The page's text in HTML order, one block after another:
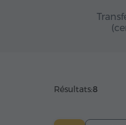
Résultats:8